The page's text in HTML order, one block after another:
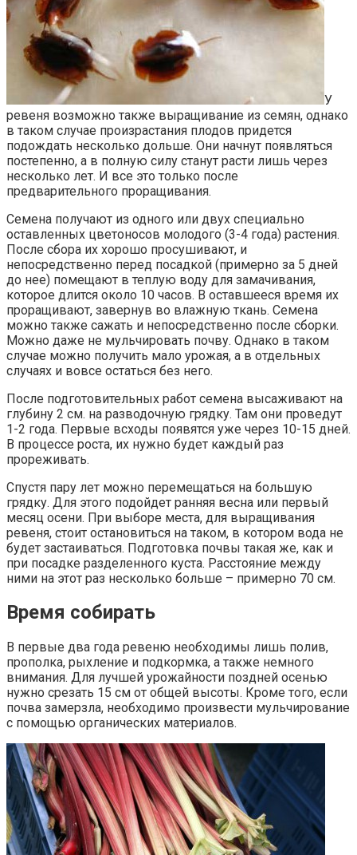
У
ревеня возможно также выращивание из семян, однако
в таком случае произрастания плодов придется
подождать несколько дольше. Они начнут появляться
постепенно, а в полную силу станут расти лишь через
несколько лет. И все это только после
предварительного проращивания.
Семена получают из одного или двух специально
оставленных цветоносов молодого (3-4 года) растения.
После сбора их хорошо просушивают, и
непосредственно перед посадкой (примерно за 5 дней
до нее) помещают в теплую воду для замачивания,
которое длится около 10 часов. В оставшееся время их
проращивают, завернув во влажную ткань. Семена
можно также сажать и непосредственно после сборки.
Можно даже не мульчировать почву. Однако в таком
случае можно получить мало урожая, а в отдельных
случаях и вовсе остаться без него.
После подготовительных работ семена высаживают на
глубину 2 см. на разводочную грядку. Там они проведут
1-2 года. Первые всходы появятся уже через 10-15 дней.
В процессе роста, их нужно будет каждый раз
прореживать.
Спустя пару лет можно перемещаться на большую
грядку. Для этого подойдет ранняя весна или первый
месяц осени. При выборе места, для выращивания
ревеня, стоит остановиться на таком, в котором вода не
будет застаиваться. Подготовка почвы такая же, как и
при посадке разделенного куста. Расстояние между
ними на этот раз несколько больше – примерно 70 см.
Время собирать
В первые два года ревеню необходимы лишь полив,
прополка, рыхление и подкормка, а также немного
внимания. Для лучшей урожайности поздней осенью
нужно срезать 15 см от общей высоты. Кроме того, если
почва замерзла, необходимо произвести мульчирование
с помощью органических материалов.